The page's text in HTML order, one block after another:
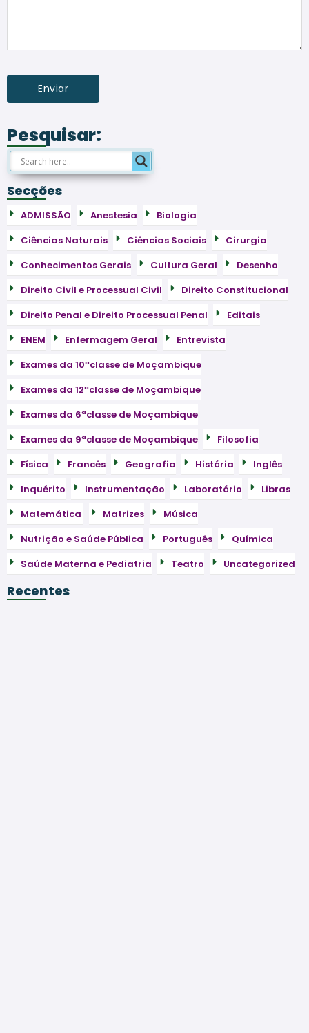
Pesquisar:
Secções
ADMISSÃO Anestesia
Biologia
Ciências Naturais
Ciências Sociais
Cirurgia
Conhecimentos Gerais
Cultura Geral
Desenho
Direito Civil e Processual Civil
Direito Constitucional
Direito Penal e Direito Processual Penal
Editais
ENEM
Enfermagem Geral
Entrevista
Exames da 10ªclasse de Moçambique
Exames da 12ªclasse de Moçambique
Exames da 6ªclasse de Moçambique
Exames da 9ªclasse de Moçambique
Filosofia
Física
Francês Geografia História
Inglês
Inquérito
Instrumentação Laboratório
Libras
Matemática
Matrizes
Música
Nutrição e Saúde Pública
Português
Química
Saúde Materna e Pediatria
Teatro Uncategorized
Recentes